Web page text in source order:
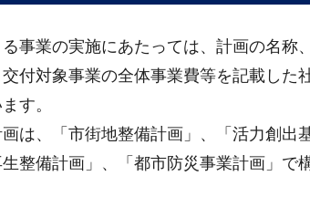
事業の実施にあたっては、計画の名称
付対象事業の全体事業費等を記載した
す。
は、「市街地整備計画」、「活力創出
整備計画」、「都市防災事業計画」で